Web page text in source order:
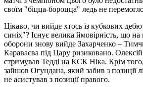
своїм "біцца-бороцца" ледь не
Цікаво, чи вийде хтось із кубкових
синіх"? Існує велика ймовірність, що на
оборони знову вийде Захарченко –
Караваєва під Цару ризиковано.
стримував Тедді на КСК Ніка. Крім
зайшов Огундана, який забив з позиції
не асистував з позиції правого.